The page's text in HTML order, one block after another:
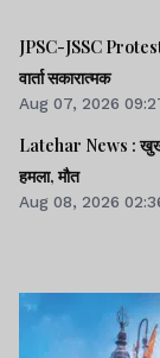
JPSC-JSSC
वार्ता सकारात्मक
Aug 07, 2026
Latehar News :
हमला, मौत
Aug 08, 2026